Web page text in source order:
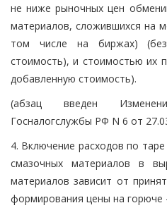
не ниже рыночных цен
материалов, сложившихся на
том числе на биржах)
стоимость), и стоимостью их
добавленную стоимость).
(абзац введен
Госналогслужбы РФ N 6 от
4. Включение расходов по
смазочных материалов в
материалов зависит от
формирования цены на горюче